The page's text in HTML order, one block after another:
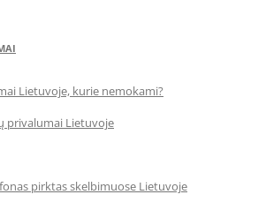
Lietuvoje, kurie nemokami?
privalumai Lietuvoje
pirktas skelbimuose Lietuvoje